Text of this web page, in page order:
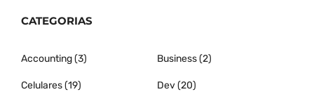
CATEGORIAS
Accounting(3) Business(2)
Celulares(19) Dev(20)